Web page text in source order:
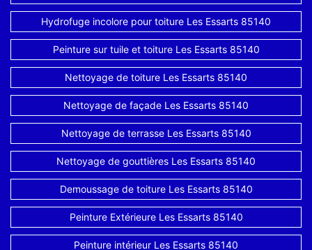
Hydrofuge incolore pour toiture Les Essarts 85140
Peinture sur tuile et toiture Les Essarts 85140
Nettoyage de toiture Les Essarts 85140
Nettoyage de façade Les Essarts 85140
Nettoyage de terrasse Les Essarts 85140
Nettoyage de gouttières Les Essarts 85140
Demoussage de toiture Les Essarts 85140
Peinture Extérieure Les Essarts 85140
Peinture intérieur Les Essarts 85140